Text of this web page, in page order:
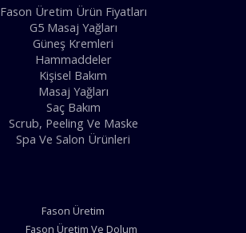
Fason Üretim Ürün Fiyatları
G5 Masaj Yağları
Güneş Kremleri
Hammaddeler
Kişisel Bakım
Masaj Yağları
Saç Bakım
Scrub, Peeling Ve Maske
Spa Ve Salon Ürünleri
Fason Üretim
Fason Üretim Ve Dolum